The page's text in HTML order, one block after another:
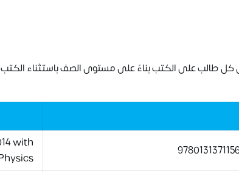
طالب على الكتب بناءً على مستوى الصف باستثناء الكتب
with